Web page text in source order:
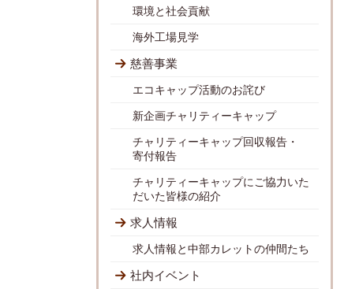
環境と社会貢献
海外工場見学
慈善事業
エコキャップ活動のお詫び
新企画チャリティーキャップ
チャリティーキャップ回収報告・
寄付報告
チャリティーキャップにご協力いた
だいた皆様の紹介
求人情報
求人情報と中部カレットの仲間たち
社内イベント